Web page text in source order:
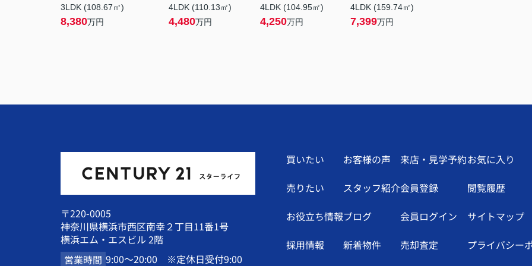
3LDK (108.67㎡)
8,380万円
4LDK (110.13㎡)
4,480万円
4LDK (104.95㎡)
4,250万円
4LDK (159.74㎡)
7,399万円
〒220-0005
神奈川県横浜市西区南幸２丁目11番1号
横浜エム・エスビル 2階
営業時間 9:00～20:00 ※定休日受付9:00
買いたい
売りたい
お役立ち情報
採用情報
お客様の声
スタッフ紹介
ブログ
新着物件
来店・見学予約
会員登録
会員ログイン
売却査定
お気に入り
閲覧履歴
サイトマップ
プライバシー